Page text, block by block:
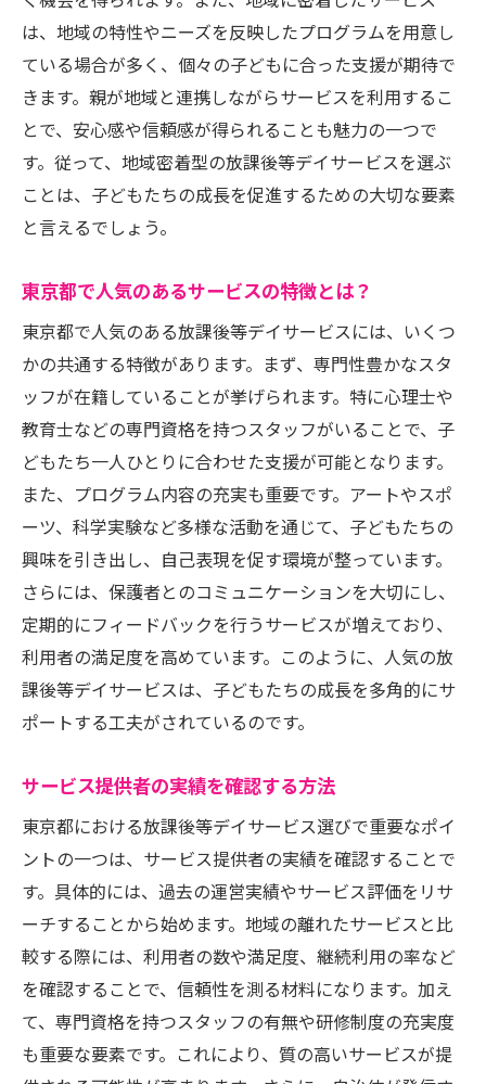
透明性のある運営体制とは
継続的なフィードバック体制の確認ポイン
ト
子どもの社会性を伸ばす放課後等デイサービス
の重要性
社会性を育むためのプログラム内容
グループ活動がもたらす効果
多様な文化を学ぶ機会の提供
自己表現を促進する方法
他者との協力を学ぶためのプログラム
親が積極的に関与できる放課後等デイサービス
の魅力
保護者参加型のイベントとは
家庭との連携を深める取り組み
親とスタッフの協力体制
親のフィードバックを活かす方法
家庭でのフォローアップ活動
親同士のコミュニティ形成の場
多様なプログラムが用意された放課後等デイサ
プログラムの種類と選び方
興味を広げるための活動紹介
学習支援プログラムの特徴
創造性を引き出すアプローチ
特技を伸ばすためのサポート
季節ごとの特別プログラム
口コミや評判から見る東京都内の放課後等デイ
サービス選び
は、地域の特性やニーズを反映したプログラムを用意し
ている場合が多く、個々の子どもに合った支援が期待で
きます。親が地域と連携しながらサービスを利用するこ
とで、安心感や信頼感が得られることも魅力の一つで
す。従って、地域密着型の放課後等デイサービスを選ぶ
ことは、子どもたちの成長を促進するための大切な要素
と言えるでしょう。
東京都で人気のあるサービスの特徴とは？
東京都で人気のある放課後等デイサービスには、いくつ
かの共通する特徴があります。まず、専門性豊かなスタ
ッフが在籍していることが挙げられます。特に心理士や
教育士などの専門資格を持つスタッフがいることで、子
どもたち一人ひとりに合わせた支援が可能となります。
また、プログラム内容の充実も重要です。アートやスポ
ーツ、科学実験など多様な活動を通じて、子どもたちの
興味を引き出し、自己表現を促す環境が整っています。
さらには、保護者とのコミュニケーションを大切にし、
定期的にフィードバックを行うサービスが増えており、
利用者の満足度を高めています。このように、人気の放
課後等デイサービスは、子どもたちの成長を多角的にサ
ポートする工夫がされているのです。
サービス提供者の実績を確認する方法
東京都における放課後等デイサービス選びで重要なポイ
ントの一つは、サービス提供者の実績を確認することで
す。具体的には、過去の運営実績やサービス評価をリサ
ーチすることから始めます。地域の離れたサービスと比
較する際には、利用者の数や満足度、継続利用の率など
を確認することで、信頼性を測る材料になります。加え
て、専門資格を持つスタッフの有無や研修制度の充実度
も重要な要素です。これにより、質の高いサービスが提